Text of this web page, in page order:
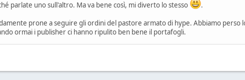
parlate uno sull'altro. Ma va bene così, mi diverto lo stesso
.
prone a seguire gli ordini del pastore armato di hype. Abbiamo perso
ormai i publisher ci hanno ripulito ben bene il portafogli.